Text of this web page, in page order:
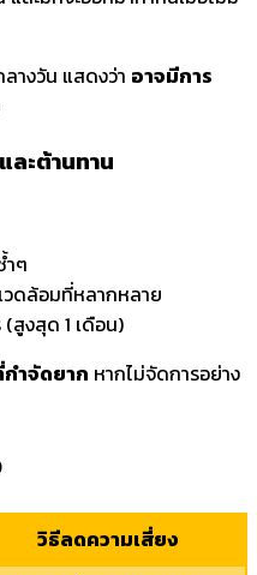
างวัน แสดงว่า อาจมีการ
ละต้านทาน
ำๆ
ดล้อมที่หลากหลาย
สูงสุด 1 เดือน)
ำจัดยาก หากไม่จัดการอย่าง
วิธีลดความเสี่ยง